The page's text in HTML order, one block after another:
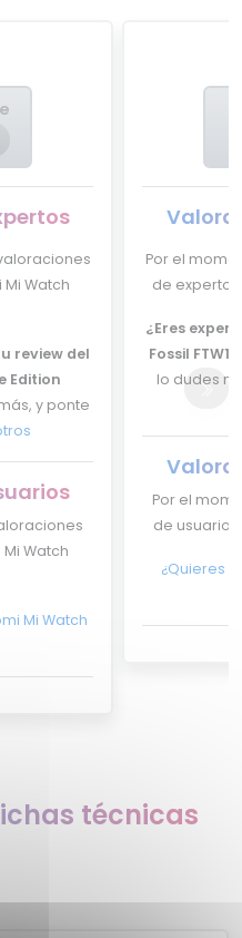
Watch
review del
Edition
y ponte
Watch
Mi Watch
Por el
de expertos
¿Eres
Fossil
lo dudes
Por el
de usuarios
¿Quieres
técnicas